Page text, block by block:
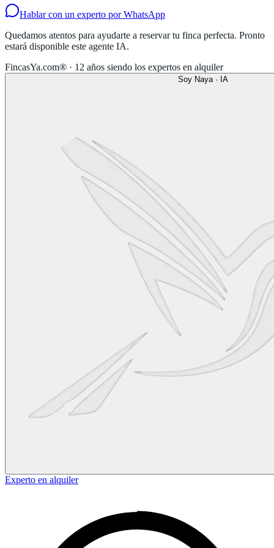
Hablar con un experto por WhatsApp
Quedamos atentos para ayudarte a reservar tu finca perfecta. Pronto
estará disponible este agente IA.
FincasYa.com® · 12 años siendo los expertos en alquiler
Soy Naya · IA
Experto en alquiler